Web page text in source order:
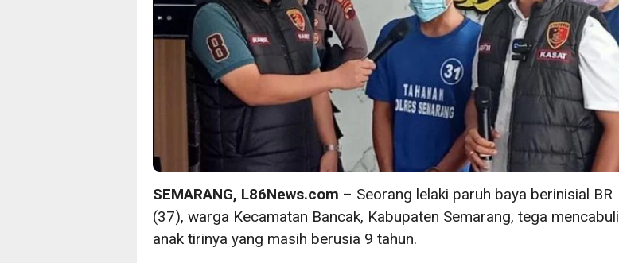
SEMARANG, L86News.com – Seorang lelaki paruh baya berinisial BR
(37), warga Kecamatan Bancak, Kabupaten Semarang, tega mencabuli
anak tirinya yang masih berusia 9 tahun.